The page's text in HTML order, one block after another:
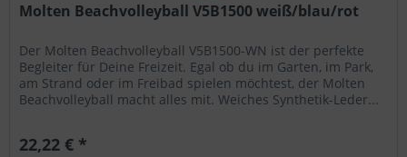
Molten Beachvolleyball V5B1500 weiß/blau/rot
Der Molten Beachvolleyball V5B1500-WN ist der perfekte
Begleiter für Deine Freizeit. Egal ob du im Garten, im Park,
am Strand oder im Freibad spielen möchtest, der Molten
Beachvolleyball macht alles mit. Weiches Synthetik-Leder...
22,22 € *